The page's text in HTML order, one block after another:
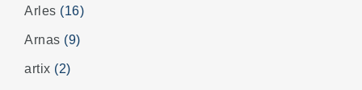
Arles (16)
Arnas (9)
artix (2)